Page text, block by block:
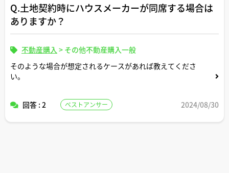
Q.土地契約時にハウスメーカーが同席する場合は
ありますか？
不動産購入 > その他不動産購入一般
そのような場合が想定されるケースがあれば教えてくださ
い。
回答 : 2 ベストアンサー 2024/08/30